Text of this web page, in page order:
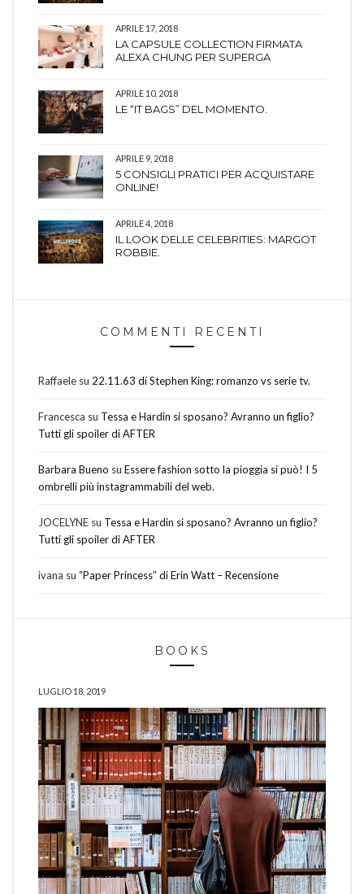
APRILE 17, 2018
LA CAPSULE COLLECTION FIRMATA
ALEXA CHUNG PER SUPERGA
APRILE 10, 2018
LE “IT BAGS” DEL MOMENTO.
APRILE 9, 2018
5 CONSIGLI PRATICI PER ACQUISTARE
ONLINE!
APRILE 4, 2018
IL LOOK DELLE CELEBRITIES: MARGOT
ROBBIE.
COMMENTI RECENTI
Raffaele su 22.11.63 di Stephen King: romanzo vs serie tv.
Francesca su Tessa e Hardin si sposano? Avranno un figlio?
Tutti gli spoiler di AFTER
Barbara Bueno su Essere fashion sotto la pioggia si può! I 5
ombrelli più instagrammabili del web.
JOCELYNE su Tessa e Hardin si sposano? Avranno un figlio?
Tutti gli spoiler di AFTER
ivana su “Paper Princess” di Erin Watt – Recensione
BOOKS
LUGLIO 18, 2019